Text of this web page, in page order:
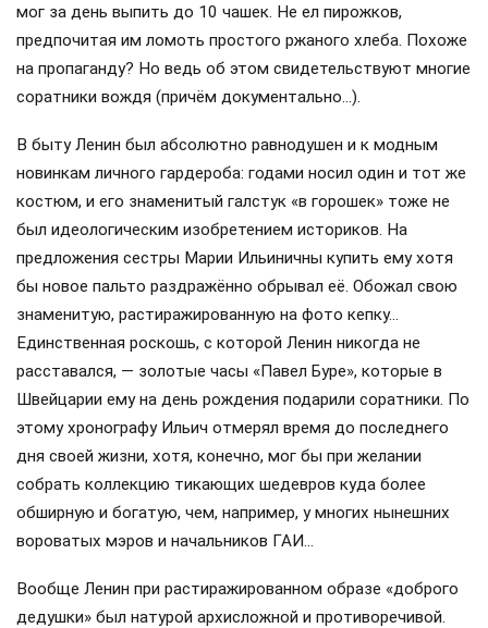
мог за день выпить до 10 чашек. Не ел пирожков,
предпочитая им ломоть простого ржаного хлеба. Похоже
на пропаганду? Но ведь об этом свидетельствуют многие
соратники вождя (причём документально…).
В быту Ленин был абсолютно равнодушен и к модным
новинкам личного гардероба: годами носил один и тот же
костюм, и его знаменитый галстук «в горошек» тоже не
был идеологическим изобретением историков. На
предложения сестры Марии Ильиничны купить ему хотя
бы новое пальто раздражённо обрывал её. Обожал свою
знаменитую, растиражированную на фото кепку…
Единственная роскошь, с которой Ленин никогда не
расставался, — золотые часы «Павел Буре», которые в
Швейцарии ему на день рождения подарили соратники. По
этому хронографу Ильич отмерял время до последнего
дня своей жизни, хотя, конечно, мог бы при желании
собрать коллекцию тикающих шедевров куда более
обширную и богатую, чем, например, у многих нынешних
вороватых мэров и начальников ГАИ…
Вообще Ленин при растиражированном образе «доброго
дедушки» был натурой архисложной и противоречивой.